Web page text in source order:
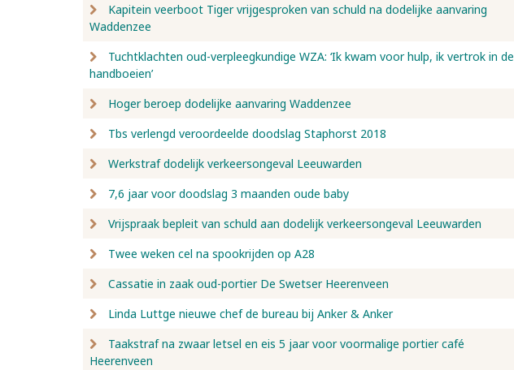
Kapitein veerboot Tiger vrijgesproken van schuld na dodelijke aanvaring
Waddenzee
Tuchtklachten oud-verpleegkundige WZA: ‘Ik kwam voor hulp, ik vertrok in de
handboeien’
Hoger beroep dodelijke aanvaring Waddenzee
Tbs verlengd veroordeelde doodslag Staphorst 2018
Werkstraf dodelijk verkeersongeval Leeuwarden
7,6 jaar voor doodslag 3 maanden oude baby
Vrijspraak bepleit van schuld aan dodelijk verkeersongeval Leeuwarden
Twee weken cel na spookrijden op A28
Cassatie in zaak oud-portier De Swetser Heerenveen
Linda Luttge nieuwe chef de bureau bij Anker & Anker
Taakstraf na zwaar letsel en eis 5 jaar voor voormalige portier café
Heerenveen